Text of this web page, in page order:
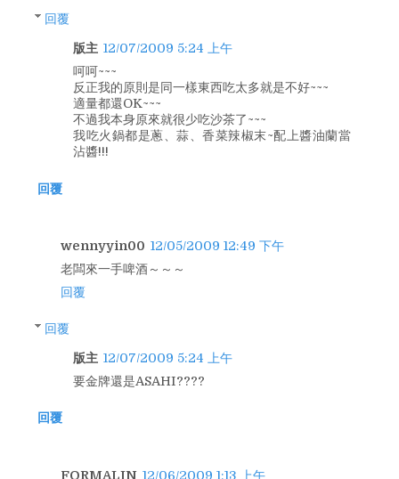
回覆
版主 12/07/2009 5:24 上午
呵呵~~~
反正我的原則是同一樣東西吃太多就是不好~~~
適量都還OK~~~
不過我本身原來就很少吃沙茶了~~~
我吃火鍋都是蔥、蒜、香菜辣椒末~配上醬油蘭當
沾醬!!!
回覆
wennyyin00 12/05/2009 12:49 下午
老闆來一手啤酒～～～
回覆
回覆
版主 12/07/2009 5:24 上午
要金牌還是ASAHI????
回覆
FORMALIN 12/06/2009 1:13 上午